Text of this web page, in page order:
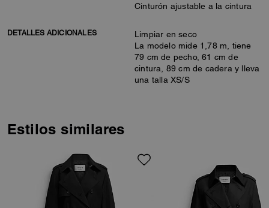
Cinturón ajustable a la cintura
DETALLES ADICIONALES
Limpiar en seco
La modelo mide 1,78 m, tiene
79 cm de pecho, 61 cm de
cintura, 89 cm de cadera y lleva
una talla XS/S
Estilos similares